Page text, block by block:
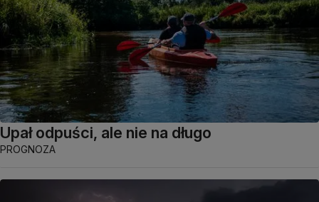
Upał odpuści, ale nie na długo
PROGNOZA